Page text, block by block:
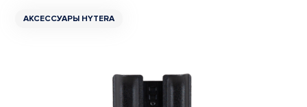
АКСЕССУАРЫ HYTERA